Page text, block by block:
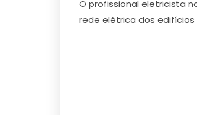
O profissional eletricista
rede elétrica dos